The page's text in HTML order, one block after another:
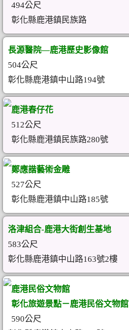
494公尺
彰化縣鹿港鎮民族路
長源醫院—鹿港歷史影像館
504公尺
彰化縣鹿港鎮中山路194號
鹿港春仔花
512公尺
彰化縣鹿港鎮民族路280號
鄭應諧藝術金雕
527公尺
彰化縣鹿港鎮中山路185號
洛津組合-鹿港大街創生基地
583公尺
彰化縣鹿港鎮中山路163號2樓
鹿港民俗文物館
彰化旅遊景點－鹿港民俗文物館
590公尺